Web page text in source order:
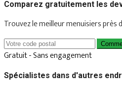
Comparez gratuitement les
Trouvez le meilleur menuisiers près
Gratuit - Sans engagement
Spécialistes dans d'autres